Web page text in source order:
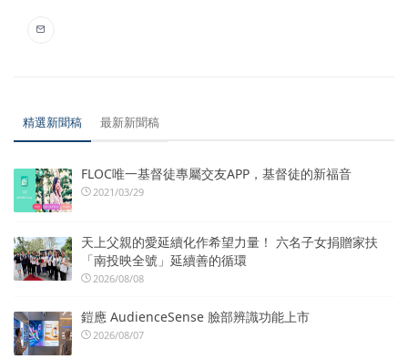
精選新聞稿 最新新聞稿
FLOC唯一基督徒專屬交友APP，基督徒的新福音
2021/03/29
天上父親的愛延續化作希望力量！ 六名子女捐贈家扶
「南投映全號」延續善的循環
2026/08/08
鎧應 AudienceSense 臉部辨識功能上市
2026/08/07